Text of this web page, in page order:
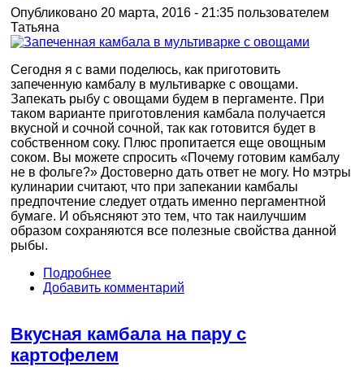
Опубликовано 20 марта, 2016 - 21:35 пользователем
Татьяна
Сегодня я с вами поделюсь, как приготовить
запеченную камбалу в мультиварке с овощами.
Запекать рыбу с овощами будем в пергаменте. При
таком варианте приготовления камбала получается
вкусной и сочной сочной, так как готовится будет в
собственном соку. Плюс пропитается еще овощным
соком. Вы можете спросить «Почему готовим камбалу
не в фольге?» Достоверно дать ответ не могу. Но мэтры
кулинарии считают, что при запекании камбалы
предпочтение следует отдать именно пергаментной
бумаге. И объясняют это тем, что так наилучшим
образом сохраняются все полезные свойства данной
рыбы.
Подробнее
Добавить комментарий
Вкусная камбала на пару с
картофелем